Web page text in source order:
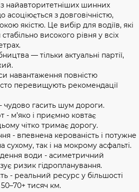
найавторитетніших шинних
асоціюється з довговічністю,
якістю. Це вибір для водіїв, які
високого рівня у всіх
— тільки актуальні партії,
навантаження повністю
перевищують рекомендації
чудово гасить шум дороги.
м’яко і приємно ковтає
чітко тримає дорогу.
- впевнена керованість і потужне
сухому, так і на мокрому асфальті.
води - асиметричний
ризик гідропланування.
- реальний ресурс у більшості
тисяч км.